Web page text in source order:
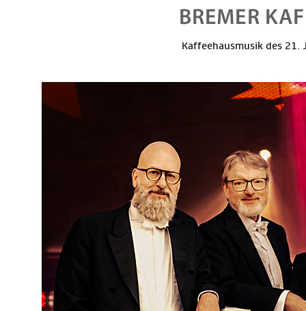
Kaffeehausmusik des 21.